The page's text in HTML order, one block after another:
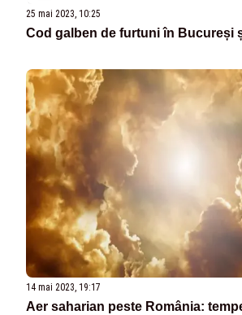
25 mai 2023, 10:25
Cod galben de furtuni în Bucureși
14 mai 2023, 19:17
Aer saharian peste România: